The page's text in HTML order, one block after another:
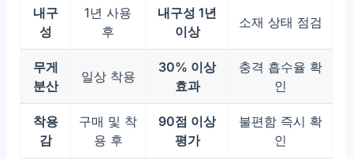
내구
성
1년 사용
후
내구성 1년
이상
소재 상태 점검
무게
분산
일상 착용
30% 이상
효과
충격 흡수율 확
인
착용
감
구매 및 착
용 후
90점 이상
평가
불편함 즉시 확
인